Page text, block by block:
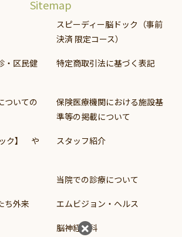
Sitemap
スピーディー脳ドック（事前
決済 限定コース）
・区民健
特定商取引法に基づく表記
ついての
保険医療機関における施設基
準等の掲載について
ック】 や
スタッフ紹介
当院での診療について
ち外来 エムビジョン・ヘルス
脳神経外科